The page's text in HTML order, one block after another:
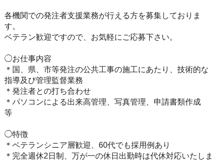
各機関での発注者支援業務が行える方を募集しておりま
す。
ベテラン歓迎ですので、お気軽にご応募下さい。
◯お仕事内容
＊国、県、市等発注の公共工事の施工にあたり、技術的な
指導及び管理監督業務
＊発注者との打ち合わせ
＊パソコンによる出来高管理、写真管理、申請書類作成
等
◯特徴
＊ベテランシニア層歓迎、60代でも採用例あり
＊完全週休2日制、万が一の休日出勤時は代休対応いたしま